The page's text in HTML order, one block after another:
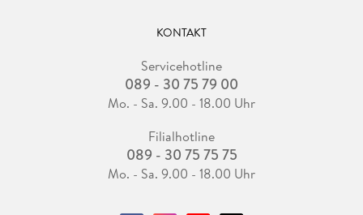
KONTAKT
Servicehotline
089 - 30 75 79 00
Mo. - Sa. 9.00 - 18.00 Uhr
Filialhotline
089 - 30 75 75 75
Mo. - Sa. 9.00 - 18.00 Uhr